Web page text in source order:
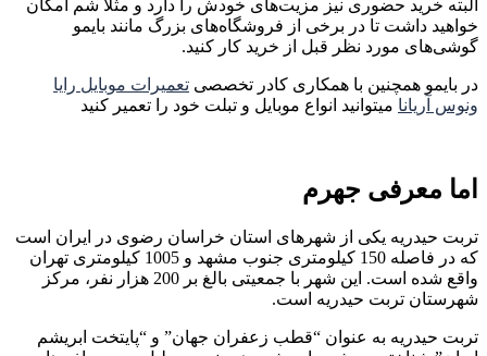
البته خرید حضوری نیز مزیت‌های خودش را دارد و مثلا شم امکان
خواهید داشت تا در برخی از فروشگاه‌های بزرگ مانند بایمو
گوشی‌های مورد نظر قبل از خرید کار کنید.
در بایمو همچنین با همکاری کادر تخصصی تعمیرات موبایل رایا
ونوس آریانا میتوانید انواع موبایل و تبلت خود را تعمیر کنید
اما معرفی جهرم
تربت حیدریه یکی از شهرهای استان خراسان رضوی در ایران است
که در فاصله 150 کیلومتری جنوب مشهد و 1005 کیلومتری تهران
واقع شده است. این شهر با جمعیتی بالغ بر 200 هزار نفر، مرکز
شهرستان تربت حیدریه است.
تربت حیدریه به عنوان “قطب زعفران جهان” و “پایتخت ابریشم